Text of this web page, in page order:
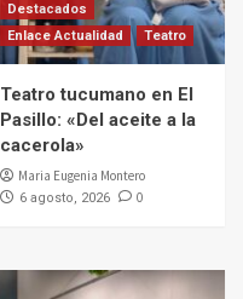
Destacados
Enlace Actualidad
Teatro
Teatro tucumano en El
Pasillo: «Del aceite a la
cacerola»
Maria Eugenia Montero
6 agosto, 2026 0